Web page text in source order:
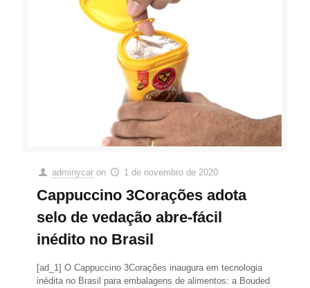
adminycar on 1 de novembro de 2020
Cappuccino 3Corações adota
selo de vedação abre-fácil
inédito no Brasil
[ad_1] O Cappuccino 3Corações inaugura em tecnologia
inédita no Brasil para embalagens de alimentos: a Bouded